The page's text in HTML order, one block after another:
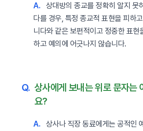
A.
상대방의 종교를 정확히 알지 못
다를 경우, 특정 종교적 표현을 피하
니다와 같은 보편적이고 정중한 표현
하고 예의에 어긋나지 않습니다.
Q. 상사에게 보내는 위로 문자는
요?
A.
상사나 직장 동료에게는 공적인